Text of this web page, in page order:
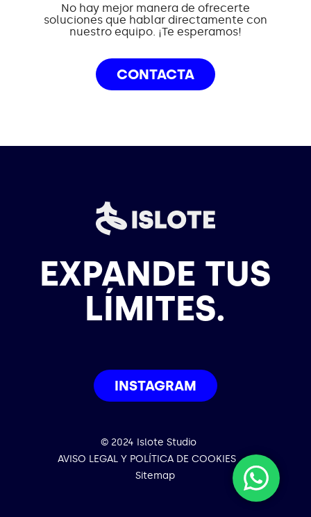
No hay mejor manera de ofrecerte
soluciones que hablar directamente con
nuestro equipo. ¡Te esperamos!
CONTACTA
EXPANDE TUS
LÍMITES.
INSTAGRAM
© 2024 Islote Studio
AVISO LEGAL Y POLÍTICA DE COOKIES
Sitemap